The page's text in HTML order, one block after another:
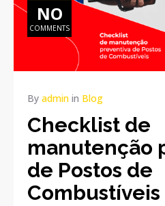
NO
COMMENTS
By admin in Blog
Checklist de
manutenção
de Postos de
Combustíveis